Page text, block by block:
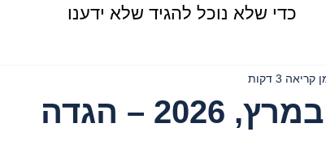
כדי שלא נוכל להגיד שלא ידענו
יום רביעי, 4 במרץ, 2026 – הגדה
קריאה 3 דקות